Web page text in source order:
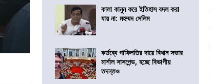
কালা কানুন করে ইতিহাস বদল করা
যায় না: মহম্মদ সেলিম
কর্তব্যে গাফিলতির দায়ে বিধান সভার
মার্শাল সাসপেন্ড, হচ্ছে বিভাগীয়
তদন্তও